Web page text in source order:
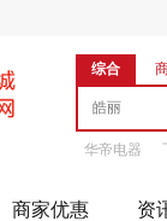
综合
华帝电器
商家优惠 资